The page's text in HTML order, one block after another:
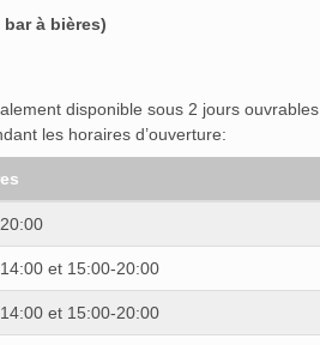
à bières)
disponible sous 2 jours ouvrables
les horaires d’ouverture:
et 15:00-20:00
et 15:00-20:00